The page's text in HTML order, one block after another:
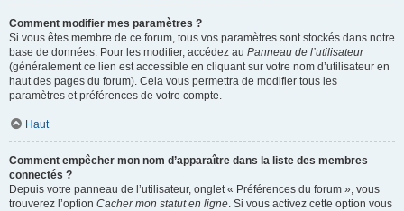
Comment modifier mes paramètres ?
Si vous êtes membre de ce forum, tous vos paramètres sont stockés dans notre
base de données. Pour les modifier, accédez au Panneau de l’utilisateur
(généralement ce lien est accessible en cliquant sur votre nom d’utilisateur en
haut des pages du forum). Cela vous permettra de modifier tous les
paramètres et préférences de votre compte.
Haut
Comment empêcher mon nom d’apparaître dans la liste des membres
connectés ?
Depuis votre panneau de l’utilisateur, onglet « Préférences du forum », vous
trouverez l’option Cacher mon statut en ligne. Si vous activez cette option vous